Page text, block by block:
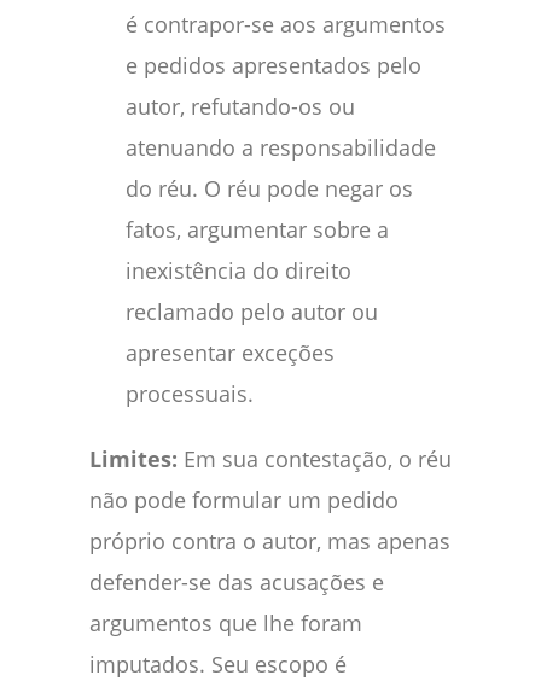
é contrapor-se aos argumentos
e pedidos apresentados pelo
autor, refutando-os ou
atenuando a responsabilidade
do réu. O réu pode negar os
fatos, argumentar sobre a
inexistência do direito
reclamado pelo autor ou
apresentar exceções
processuais.
Limites: Em sua contestação, o réu
não pode formular um pedido
próprio contra o autor, mas apenas
defender-se das acusações e
argumentos que lhe foram
imputados. Seu escopo é